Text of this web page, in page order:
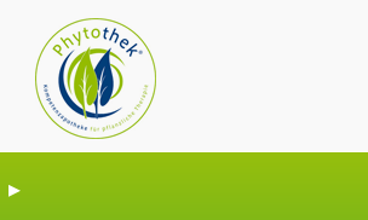
▸